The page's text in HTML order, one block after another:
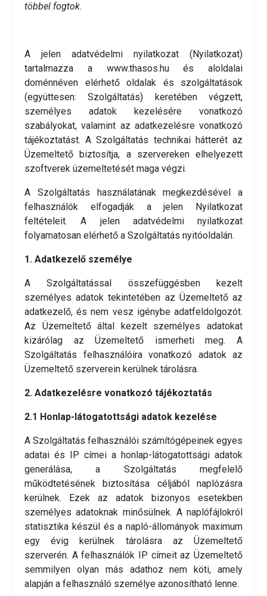
többel fogtok.
A jelen adatvédelmi nyilatkozat (Nyilatkozat)
tartalmazza a www.thasos.hu és aloldalai
doménnéven elérhető oldalak és szolgáltatások
(együttesen: Szolgáltatás) keretében végzett,
személyes adatok kezelésére vonatkozó
szabályokat, valamint az adatkezelésre vonatkozó
tájékoztatást. A Szolgáltatás technikai hátterét az
Üzemeltető biztosítja, a szervereken elhelyezett
szoftverek üzemeltetését maga végzi.
A Szolgáltatás használatának megkezdésével a
felhasználók elfogadják a jelen Nyilatkozat
feltételeit. A jelen adatvédelmi nyilatkozat
folyamatosan elérhető a Szolgáltatás nyitóoldalán.
1. Adatkezelő személye
A Szolgáltatással összefüggésben kezelt
személyes adatok tekintetében az Üzemeltető az
adatkezelő, és nem vesz igénybe adatfeldolgozót.
Az Üzemeltető által kezelt személyes adatokat
kizárólag az Üzemeltető ismerheti meg. A
Szolgáltatás felhasználóira vonatkozó adatok az
Üzemeltető szerverein kerülnek tárolásra.
2. Adatkezelésre vonatkozó tájékoztatás
2.1 Honlap-látogatottsági adatok kezelése
A Szolgáltatás felhasználói számítógépeinek egyes
adatai és IP címei a honlap-látogatottsági adatok
generálása, a Szolgáltatás megfelelő
működtetésének biztosítása céljából naplózásra
kerülnek. Ezek az adatok bizonyos esetekben
személyes adatoknak minősülnek. A naplófájlokról
statisztika készül és a napló-állományok maximum
egy évig kerülnek tárolásra az Üzemeltető
szerverén. A felhasználók IP címeit az Üzemeltető
semmilyen olyan más adathoz nem köti, amely
alapján a felhasználó személye azonosítható lenne.